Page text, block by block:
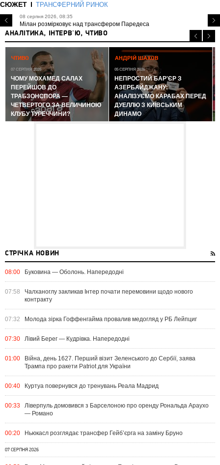
СЮЖЕТ ТРАНСФЕРНИЙ РИНОК
08 серпня 2026, 08:35
Мілан розмірковує над трансфером Паредеса
АНАЛІТИКА, ІНТЕРВ'Ю, ЧТИВО
ЧТИВО
07 СЕРПНЯ 2026
ЧОМУ МОХАМЕД САЛАХ
ПЕРЕЙШОВ ДО
ТРАБЗОНСПОРА —
ЧЕТВЕРТОГО ЗА ВЕЛИЧИНОЮ
КЛУБУ ТУРЕЧЧИНИ?
АНДРІЙ ШАХОВ
05 СЕРПНЯ 2026
НЕПРОСТИЙ БАР'ЄР З
АЗЕРБАЙДЖАНУ:
АНАЛІЗУЄМО КАРАБАХ ПЕРЕД
ДУЕЛЛЮ З КИЇВСЬКИМ
ДИНАМО
СТРІЧКА НОВИН
08:00 Буковина — Оболонь. Напередодні
07:58
Чалханоглу закликав Інтер почати перемовини щодо нового
контракту
07:32 Молода зірка Гоффенгайма провалив медогляд у РБ Лейпциг
07:30 Лівий Берег — Кудрівка. Напередодні
01:00
Війна, день 1627. Перший візит Зеленського до Сербії, заява
Трампа про ракети Patriot для України
00:40 Куртуа повернувся до тренувань Реала Мадрид
00:33
Ліверпуль домовився з Барселоною про оренду Рональда Араухо
— Романо
00:20 Ньюкасл розглядає трансфер Гейб’єрга на заміну Бруно
07 СЕРПНЯ 2026